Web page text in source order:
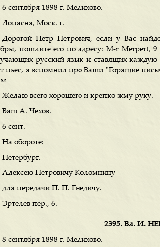
6 сентября 1898 г. Мелихово.
Лопасня, Моск. г.
Дорогой Петр Петрович, если у Вас
пошлите его по адресу: M-r Merpert,
русский язык и ставящих каждую
пьес, я вспомнил про Ваши "Горящие
Желаю всего хорошего и крепко жму руку.
Ваш А. Чехов.
6 сент.
На обороте:
Петербург.
Алексею Петровичу Коломнину
для передачи П. П. Гнедичу.
Эртелев пер., 6.
2395. Вл. И.
8 сентября 1898 г. Мелихово.